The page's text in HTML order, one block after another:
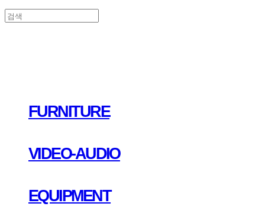
FURNITURE
VIDEO-AUDIO
EQUIPMENT